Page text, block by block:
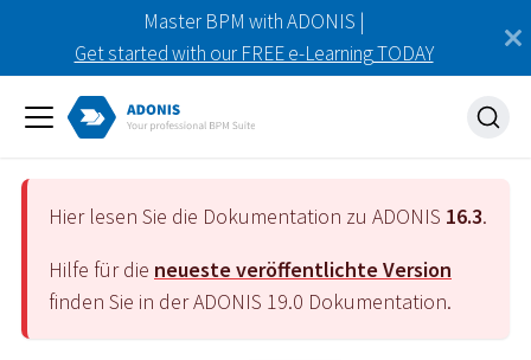
Master BPM with ADONIS |
Get started with our FREE e-Learning TODAY
Hier lesen Sie die Dokumentation zu ADONIS 16.3.
Hilfe für die neueste veröffentlichte Version
finden Sie in der ADONIS 19.0 Dokumentation.